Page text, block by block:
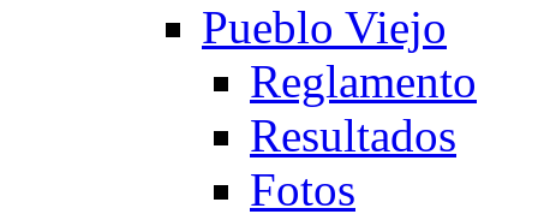
Pueblo Viejo
Reglamento
Resultados
Fotos